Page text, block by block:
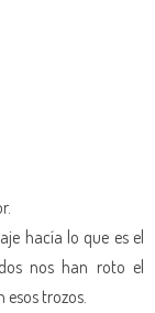
hacía lo que es el
nos han roto el
trozos.